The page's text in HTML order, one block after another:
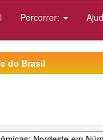
Percorrer:
do Brasil